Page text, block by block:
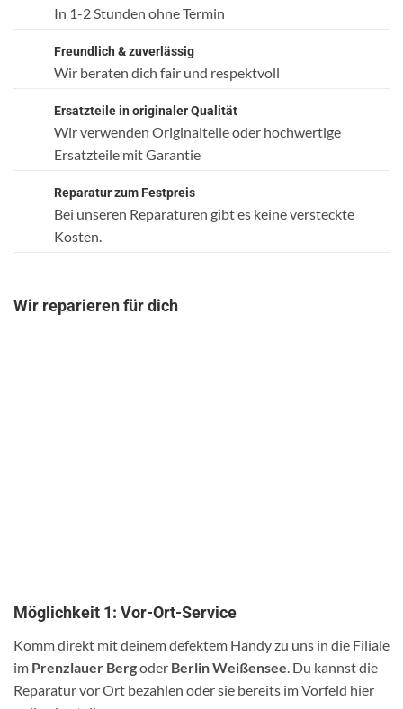
In 1-2 Stunden ohne Termin
Freundlich & zuverlässig
Wir beraten dich fair und respektvoll
Ersatzteile in originaler Qualität
Wir verwenden Originalteile oder hochwertige
Ersatzteile mit Garantie
Reparatur zum Festpreis
Bei unseren Reparaturen gibt es keine versteckte
Kosten.
Wir reparieren für dich
Möglichkeit 1: Vor-Ort-Service
Komm direkt mit deinem defektem Handy zu uns in die Filiale
im Prenzlauer Bergoder Berlin Weißensee. Du kannst die
Reparatur vor Ort bezahlen oder sie bereits im Vorfeld hier